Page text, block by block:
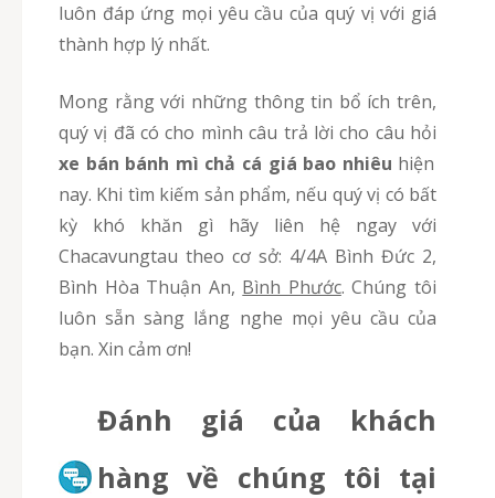
luôn đáp ứng mọi yêu cầu của quý vị với giá
thành hợp lý nhất.
Mong rằng với những thông tin bổ ích trên,
quý vị đã có cho mình câu trả lời cho câu hỏi
xe bán bánh mì chả cá giá bao nhiêu hiện
nay. Khi tìm kiếm sản phẩm, nếu quý vị có bất
kỳ khó khăn gì hãy liên hệ ngay với
Chacavungtau theo cơ sở: 4/4A Bình Đức 2,
Bình Hòa Thuận An, Bình Phước. Chúng tôi
luôn sẵn sàng lắng nghe mọi yêu cầu của
bạn. Xin cảm ơn!
Đánh giá của khách
hàng về chúng tôi tại